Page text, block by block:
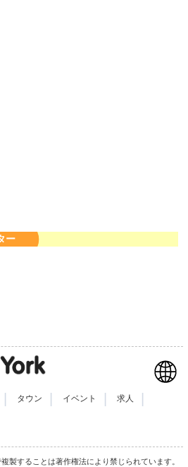
ー
タウン イベント 求人
製することは著作権法により禁じられています。